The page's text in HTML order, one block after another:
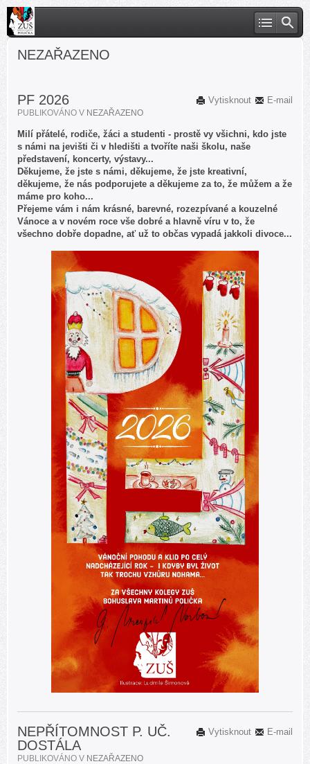
NEZAŘAZENO
E-mail
Vytisknout
PF 2026
PUBLIKOVÁNO V NEZAŘAZENO
Milí přátelé, rodiče, žáci a studenti - prostě vy všichni, kdo jste
s námi na jevišti či v hledišti a tvoříte naši školu, naše
představení, koncerty, výstavy...
Děkujeme, že jste s námi, děkujeme, že jste kreativní,
děkujeme, že nás podporujete a děkujeme za to, že můžem a že
máme pro koho...
Přejeme vám i nám krásné, barevné, rozezpívané a kouzelné
Vánoce a v novém roce vše dobré a hlavně víru v to, že
všechno dobře dopadne, ať už to občas vypadá jakkoli divoce...
E-mail
Vytisknout
NEPŘÍTOMNOST P. UČ.
DOSTÁLA
PUBLIKOVÁNO V NEZAŘAZENO